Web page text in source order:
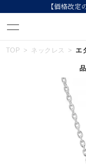
【価格改定
人気検索キーワード
#ダイヤモンド ネックレ
#
TOP ネックレス エ